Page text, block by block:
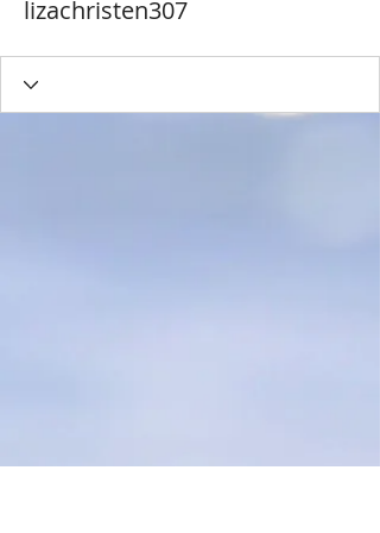
lizachristen307